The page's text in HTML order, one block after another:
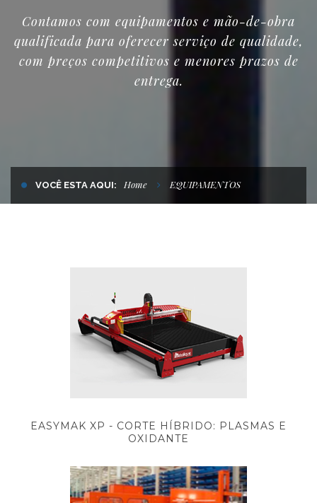
Contamos com equipamentos e mão-de-obra
qualificada para oferecer serviço de qualidade,
com preços competitivos e menores prazos de
entrega.
VOCÊ ESTA AQUI: Home EQUIPAMENTOS
EASYMAK XP - CORTE HÍBRIDO: PLASMAS E
OXIDANTE